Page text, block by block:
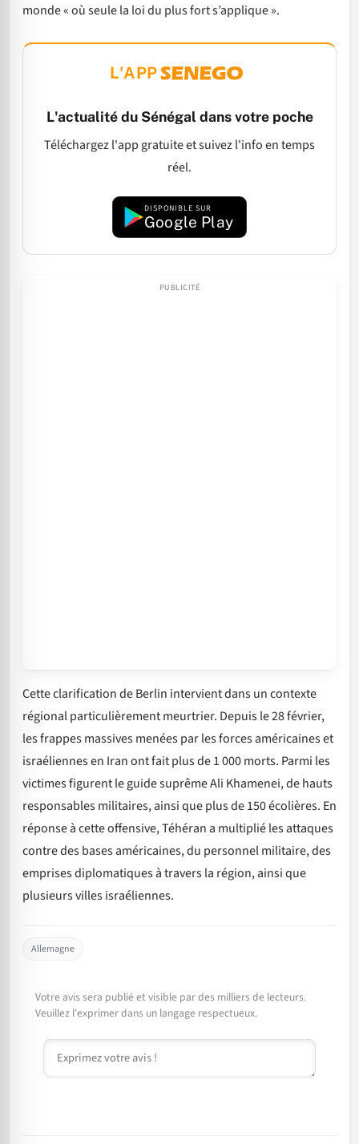
monde « où seule la loi du plus fort s’applique ».
L'APP
L'actualité du Sénégal dans votre poche
Téléchargez l'app gratuite et suivez l'info en temps
réel.
DISPONIBLE SUR
Google Play
Cette clarification de Berlin intervient dans un contexte
régional particulièrement meurtrier. Depuis le 28 février,
les frappes massives menées par les forces américaines et
israéliennes en Iran ont fait plus de 1 000 morts. Parmi les
victimes figurent le guide suprême Ali Khamenei, de hauts
responsables militaires, ainsi que plus de 150 écolières. En
réponse à cette offensive, Téhéran a multiplié les attaques
contre des bases américaines, du personnel militaire, des
emprises diplomatiques à travers la région, ainsi que
plusieurs villes israéliennes.
Allemagne
Votre avis sera publié et visible par des milliers de lecteurs.
Veuillez l'exprimer dans un langage respectueux.
Commentaire